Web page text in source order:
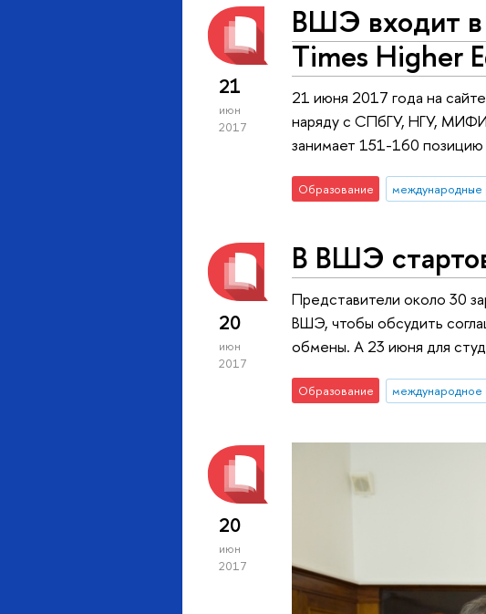
21
июн
2017
ВШЭ входит в
Times Higher
21 июня 2017 года на
наряду с СПбГУ, НГУ,
занимает 151-160
Образование международные
20
июн
2017
В ВШЭ
Представители около 30
ВШЭ, чтобы обсудить
обмены. А 23 июня для
Образование международное
20
июн
2017